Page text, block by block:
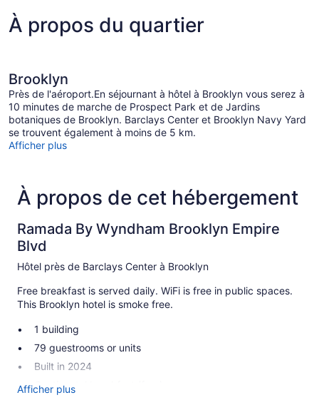
À propos du quartier
Brooklyn
Près de l'aéroport.En séjournant à hôtel à Brooklyn vous serez à
10 minutes de marche de Prospect Park et de Jardins
botaniques de Brooklyn. Barclays Center et Brooklyn Navy Yard
se trouvent également à moins de 5 km.
Afficher plus
À propos de cet hébergement
Ramada By Wyndham Brooklyn Empire
Blvd
Hôtel près de Barclays Center à Brooklyn
Free breakfast is served daily. WiFi is free in public spaces.
This Brooklyn hotel is smoke free.
1 building
79 guestrooms or units
Built in 2024
Continental breakfast (free)
Afficher plus